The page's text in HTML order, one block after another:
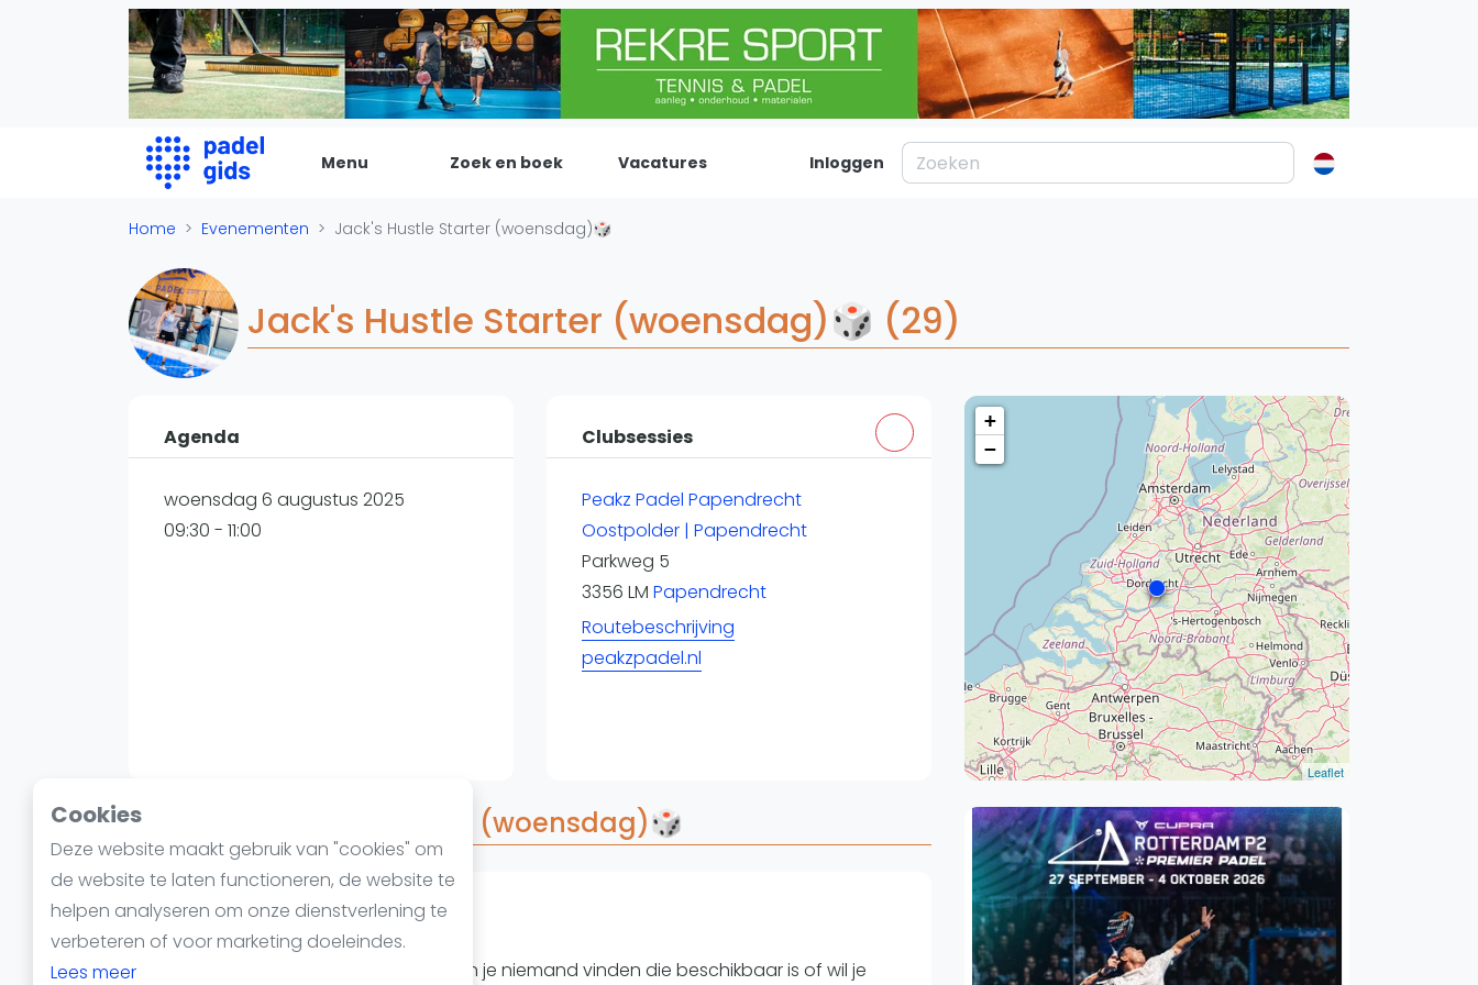
Cookies
Deze website maakt gebruik van "cookies" om
de website te laten functioneren, de website te
helpen analyseren om onze dienstverlening te
verbeteren of voor marketing doeleindes.
Lees meer
Menu
De Padel Gids
Alle padel locaties
Padelwinkels
Padelreizen
Organisatie
Banenbouwers
Overige categorien
Reserveringssystemen
Padelscholen
Padel
Nieuws
Blog artikelen
Overige
Ranglijsten
Nationale Toernooien
Internationale toernooien
Contact
Adverteren
WhatsApp
Join WhatsApp Community
Zoek en boek Vacatures Inloggen
Home Evenementen Jack's Hustle Starter (woensdag)🎲
Jack's Hustle Starter (woensdag)🎲 (29)
Agenda
woensdag 6 augustus 2025
09:30 - 11:00
Clubsessies
Peakz Padel Papendrecht
Oostpolder | Papendrecht
Parkweg 5
3356 LM Papendrecht
Routebeschrijving
peakzpadel.nl
+
−
Leaflet
Over Jack's Hustle Starter (woensdag)🎲
Starter = 8/9
Wil je in de ochtend spelen maar kan je niemand vinden die beschikbaar is of wil je
Kortingscode: PADELGIDS10